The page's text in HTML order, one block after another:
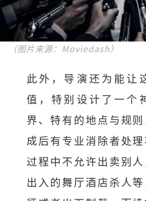
（图片来源：Moviedash）
此外，导演还为能让
值，特别设计了一个
界、特有的地点与规
成后有专业消除者处
过程中不允许出卖别
出入的舞厅酒店杀人